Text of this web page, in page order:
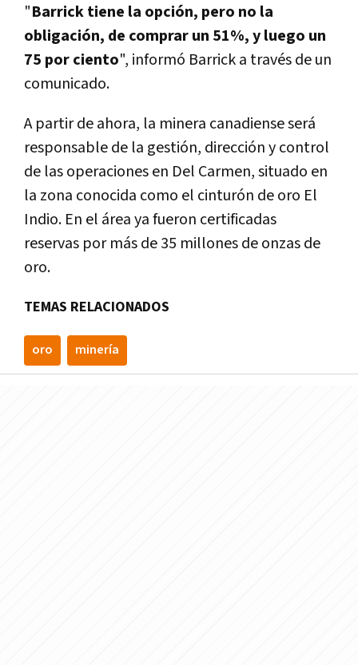
"Barrick tiene la opción, pero no la
obligación, de comprar un 51%, y luego un
75 por ciento", informó Barrick a través de un
comunicado.
A partir de ahora, la minera canadiense será
responsable de la gestión, dirección y control
de las operaciones en Del Carmen, situado en
la zona conocida como el cinturón de oro El
Indio. En el área ya fueron certificadas
reservas por más de 35 millones de onzas de
oro.
TEMAS RELACIONADOS
oro minerí­a